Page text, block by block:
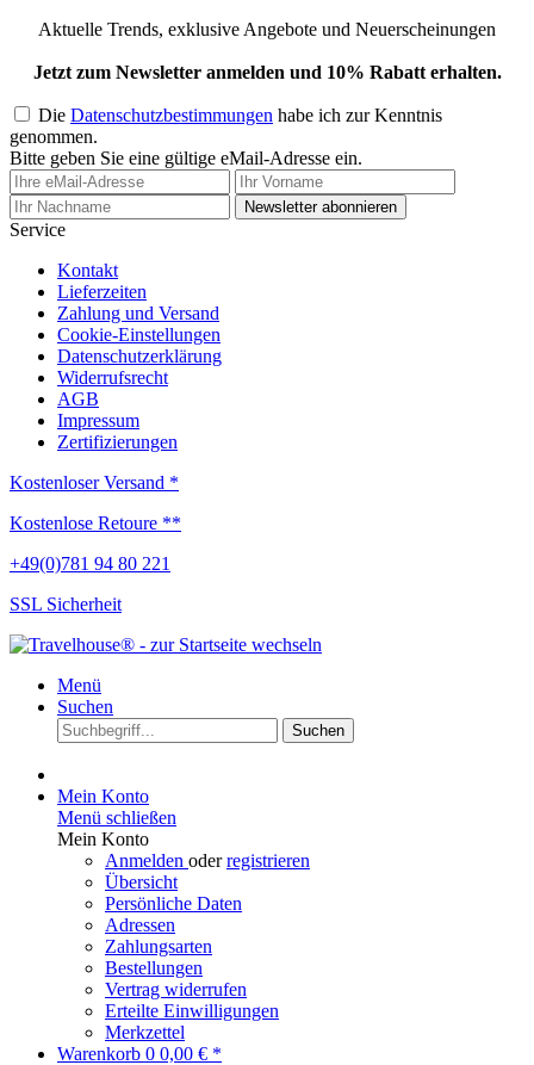
Aktuelle Trends, exklusive Angebote und Neuerscheinungen
Jetzt zum Newsletter anmelden und 10% Rabatt erhalten.
Die Datenschutzbestimmungen habe ich zur Kenntnis
genommen.
Bitte geben Sie eine gültige eMail-Adresse ein.
Newsletter abonnieren
Service
Kontakt
Lieferzeiten
Zahlung und Versand
Cookie-Einstellungen
Datenschutzerklärung
Widerrufsrecht
AGB
Impressum
Zertifizierungen
Kostenloser Versand *
Kostenlose Retoure **
+49(0)781 94 80 221
SSL Sicherheit
Menü
Suchen
Suchen
Mein Konto
Menü schließen
Mein Konto
Anmelden oderregistrieren
Übersicht
Persönliche Daten
Adressen
Zahlungsarten
Bestellungen
Vertrag widerrufen
Erteilte Einwilligungen
Merkzettel
Warenkorb 0 0,00 € *